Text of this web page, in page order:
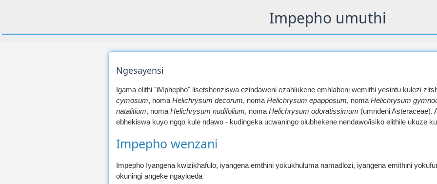
Impepho umuthi
Ngesayensi
Igama elithi "iMphepho" lisetshenziswa ezindaweni ezahlukene emhlabeni wemithi yesintu kulezi
cymosum, noma Helichrysum decorum, noma Helichrysum epapposum, noma Helichrysum
natalitium, noma Helichrysum nudifolium, noma Helichrysum odoratissimum (umndeni Asteraceae).
ebhekiswa kuyo ngqo kule ndawo - kudingeka ucwaningo olubhekene nendawo/isiko elithile ukuze
Impepho wenzani
Impepho Iyangena kwizikhafulo, iyangena emthini yokukhuluma namadlozi, iyangena emithini
okuningi angeke ngayiqeda